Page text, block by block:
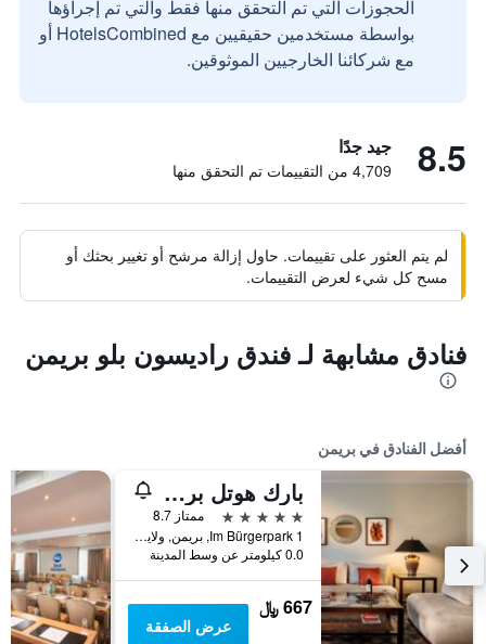
الحجوزات التي تم التحقق منها فقط والتي تم إجراؤها
بواسطة مستخدمين حقيقيين مع HotelsCombined أو
مع شركائنا الخارجيين الموثوقين.
8.5 جيد جدًا
4,709 من التقييمات تم التحقق منها
لم يتم العثور على تقييمات. حاول إزالة مرشح أو تغيير بحثك أو
مسح كل شيء لعرض التقييمات.
فنادق مشابهة لـ فندق راديسون بلو بريمن
أفضل الفنادق في بريمن
بارك هوتل بريمين – أين ميتجليد دير هوماج لاكشري هوتلز كوليكشن
5 نجوم
ممتاز 8.7
Im Bürgerpark 1, بريمن, ولاية بريمن, ألمانيا
0.0 كيلومتر عن وسط المدينة
667 ﷼
عرض الصفقة